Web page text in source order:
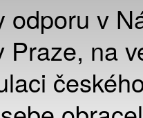
odporu v
Praze, na